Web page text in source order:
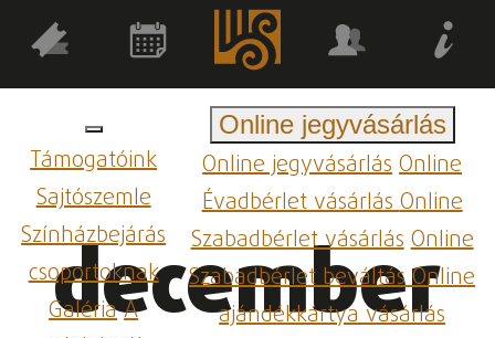
Támogatóink
Sajtószemle
Színházbejárás
csoportoknak
GalériaA
Online jegyvásárlás
Online jegyvásárlásOnline
Évadbérlet vásárlásOnline
Szabadbérlet vásárlásOnline
Szabadbérlet beváltásOnline
ajándékkártya vásárlás
december